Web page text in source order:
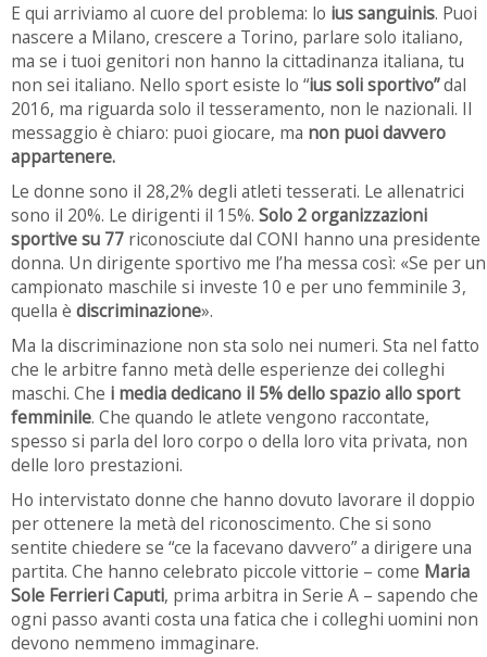
E qui arriviamo al cuore del problema: lo ius sanguinis. Puoi
nascere a Milano, crescere a Torino, parlare solo italiano,
ma se i tuoi genitori non hanno la cittadinanza italiana, tu
non sei italiano. Nello sport esiste lo “ius soli sportivo”dal
2016, ma riguarda solo il tesseramento, non le nazionali. Il
messaggio è chiaro: puoi giocare, ma non puoi davvero
appartenere.
Le donne sono il 28,2% degli atleti tesserati. Le allenatrici
sono il 20%. Le dirigenti il 15%. Solo 2 organizzazioni
sportive su 77 riconosciute dal CONI hanno una presidente
donna. Un dirigente sportivo me l’ha messa così: «Se per un
campionato maschile si investe 10 e per uno femminile 3,
quella è discriminazione».
Ma la discriminazione non sta solo nei numeri. Sta nel fatto
che le arbitre fanno metà delle esperienze dei colleghi
maschi. Che i media dedicano il 5% dello spazio allo sport
femminile. Che quando le atlete vengono raccontate,
spesso si parla del loro corpo o della loro vita privata, non
delle loro prestazioni.
Ho intervistato donne che hanno dovuto lavorare il doppio
per ottenere la metà del riconoscimento. Che si sono
sentite chiedere se “ce la facevano davvero” a dirigere una
partita. Che hanno celebrato piccole vittorie – come Maria
Sole Ferrieri Caputi, prima arbitra in Serie A – sapendo che
ogni passo avanti costa una fatica che i colleghi uomini non
devono nemmeno immaginare.